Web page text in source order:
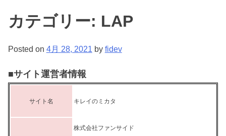
content
キレイのミカタ
カテゴリー: LAP
Posted on 4月 28, 2021 by fidev
■サイト運営者情報
サイト名 キレイのミカタ
株式会社ファンサイド